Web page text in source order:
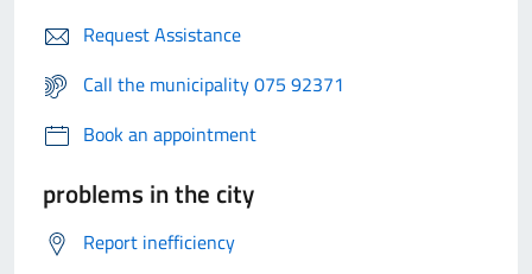
Request Assistance
Call the municipality 075 92371
Book an appointment
problems in the city
Report inefficiency